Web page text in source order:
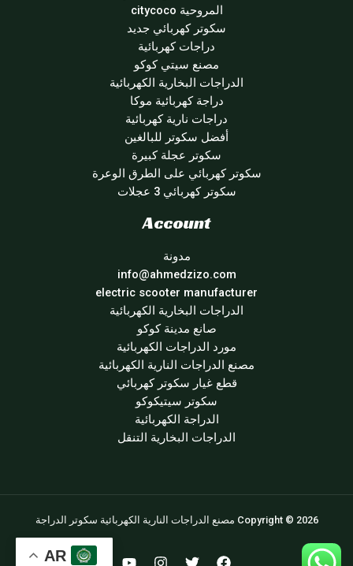
المروحية citycoco
سكوتر كهربائي جديد
دراجات كهربائية
مصنع سيتي كوكو
الدراجات البخارية الكهربائية
دراجة كهربائية موكا
دراجات نارية كهربائية
أفضل سكوتر للبالغين
سكوتر عجلة كبيرة
سكوتر كهربائي على الطرق الوعرة
سكوتر كهربائي 3 عجلات
Account
مدونة
info@ahmedzizo.com
electric scooter manufacturer
الدراجات البخارية الكهربائية
صانع مدينة كوكو
مورد الدراجات الكهربائية
مصنع الدراجات النارية الكهربائية
قطع غيار سكوتر كهربائي
سكوتر سيتيكوكو
الدراجة الكهربائية
الدراجات البخارية التنقل
Copyright © 2026 مصنع الدراجات النارية الكهربائية سكوتر الدراجة
AR